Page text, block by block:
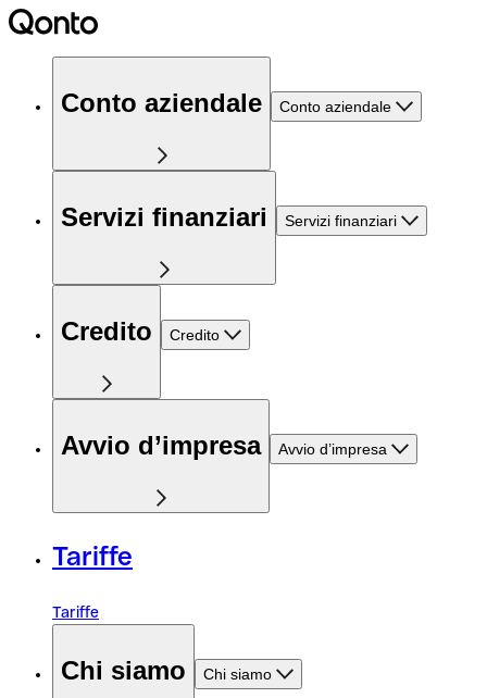
Conto aziendale Conto aziendale
Servizi finanziari Servizi finanziari
Credito Credito
Avvio d’impresa Avvio d’impresa
Tariffe
Tariffe
Chi siamo Chi siamo